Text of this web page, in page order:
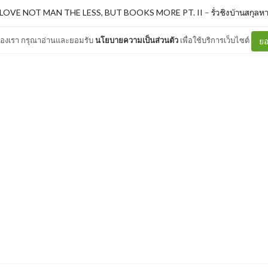
งเรา กรุณาอ่านและยอมรับนโยบายความเป็นส่วนตัว เพื่อใช้บริการเว็บไซต์ ย
NOT MAN THE LESS, BUT BOOKS MORE PT. II – รั่วชิงบ้านสกุลห